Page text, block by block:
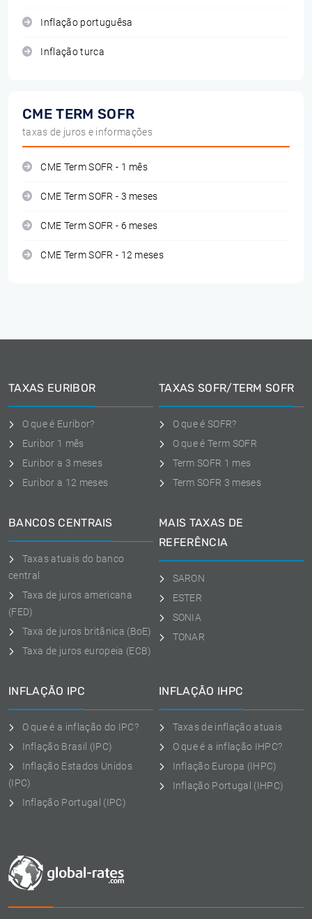
Inflação portuguêsa
Inflação turca
CME TERM SOFR
taxas de juros e informações
CME Term SOFR - 1 mês
CME Term SOFR - 3 meses
CME Term SOFR - 6 meses
CME Term SOFR - 12 meses
TAXAS EURIBOR
O que é Euribor?
Euribor 1 mês
Euribor a 3 meses
Euribor a 12 meses
TAXAS SOFR/TERM SOFR
O que é SOFR?
O que é Term SOFR
Term SOFR 1 mes
Term SOFR 3 meses
BANCOS CENTRAIS
Taxas atuais do banco
central
Taxa de juros americana
(FED)
Taxa de juros britânica (BoE)
Taxa de juros europeia (ECB)
MAIS TAXAS DE
REFERÊNCIA
SARON
ESTER
SONIA
TONAR
INFLAÇÃO IPC
O que é a inflação do IPC?
Inflação Brasil (IPC)
Inflação Estados Unidos
(IPC)
Inflação Portugal (IPC)
INFLAÇÃO IHPC
Taxas de inflação atuais
O que é a inflação IHPC?
Inflação Europa (IHPC)
Inflação Portugal (IHPC)